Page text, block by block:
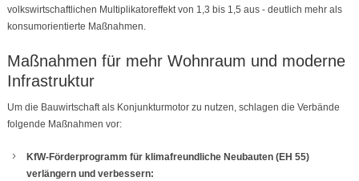
volkswirtschaftlichen Multiplikatoreffekt von 1,3 bis 1,5 aus - deutlich mehr als
konsumorientierte Maßnahmen.
Maßnahmen für mehr Wohnraum und moderne
Infrastruktur
Um die Bauwirtschaft als Konjunkturmotor zu nutzen, schlagen die Verbände
folgende Maßnahmen vor:
KfW-Förderprogramm für klimafreundliche Neubauten (EH 55)
verlängern und verbessern: